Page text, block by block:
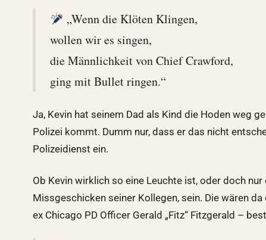
„Wenn die Klöten Klingen,
wollen wir es singen,
die Männlichkeit von Chief Crawford,
ging mit Bullet ringen.“
Ja, Kevin hat seinem Dad als Kind die Hoden weg
Polizei kommt. Dumm nur, dass er das nicht
Polizeidienst ein.
Ob Kevin wirklich so eine Leuchte ist, oder doch
Missgeschicken seiner Kollegen, sein. Die wären
ex Chicago PD Officer Gerald „Fitz“ Fitzgerald –